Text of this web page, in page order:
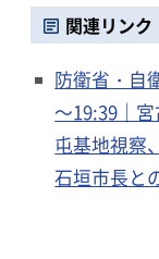
関連リンク
防衛省・自
～19:39｜
屯基地視察
石垣市長と